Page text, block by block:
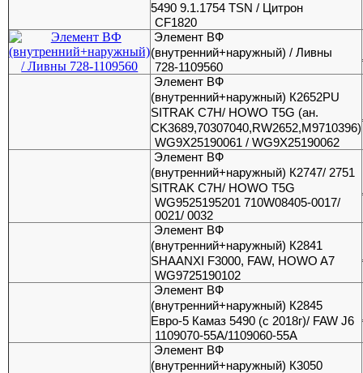
5490 9.1.1754 TSN / Цитрон
CF1820
Элемент ВФ
(внутренний+наружный) / Ливны
728-1109560
Элемент ВФ
(внутренний+наружный) К2652PU
SITRAK C7Н/ HOWO T5G (ан.
CK3689,70307040,RW2652,М9710396)
WG9X25190061 / WG9X25190062
Элемент ВФ
(внутренний+наружный) К2747/ 2751
SITRAK C7Н/ HOWO T5G
WG9525195201 710W08405-0017/
0021/ 0032
Элемент ВФ
(внутренний+наружный) К2841
SHAANXI F3000, FAW, HOWO A7
WG9725190102
Элемент ВФ
(внутренний+наружный) К2845
Евро-5 Камаз 5490 (c 2018г)/ FAW J6
1109070-55А/1109060-55А
Элемент ВФ
(внутренний+наружный) К3050